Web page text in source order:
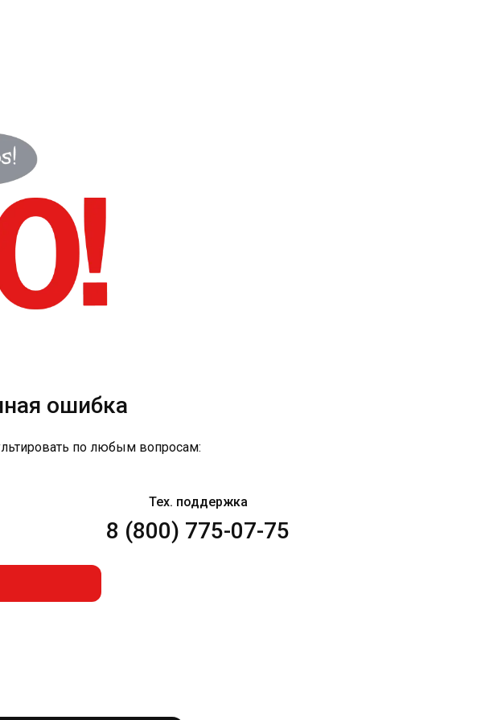
ошибка
по любым вопросам:
Тех. поддержка
8 (800) 775-07-75